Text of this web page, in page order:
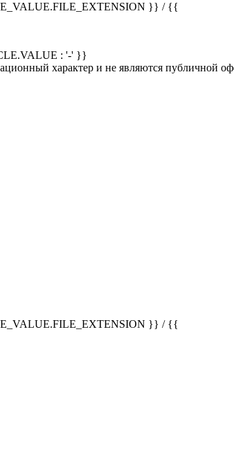
}} / {{
: '-' }}
характер и не являются публичной
}} / {{